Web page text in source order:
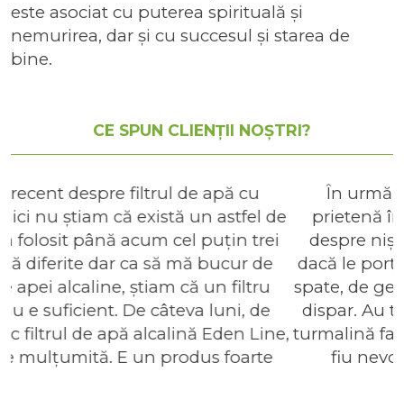
este asociat cu puterea spirituală și
nemurirea, dar și cu succesul și starea de
bine.
CE SPUN CLIENȚII NOȘTRI?
În urmă cu aproximativ 3 ani, o bună
prietenă îmi spunea o poveste frumoasă
despre niște centuri cu turmalină pe care
dacă le porți câteva minute pe zi durerile de
spate, de genunchi, se ameliorează sau chiar
dispar. Au trecut 2 ani de când centurile cu
turmalină fac parte din viața mea, fără să mai
fiu nevoită să iau antiinflamatoarele